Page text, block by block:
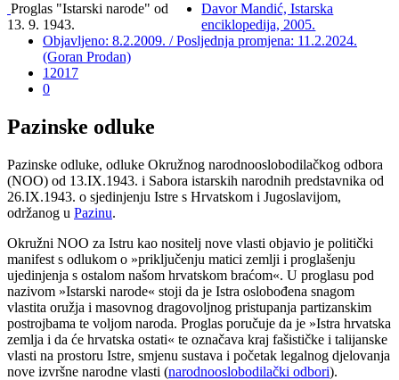
Proglas "Istarski narode" od
13. 9. 1943.
Davor Mandić, Istarska
enciklopedija, 2005.
Objavljeno: 8.2.2009. / Posljednja promjena: 11.2.2024.
(Goran Prodan)
12017
0
Pazinske odluke
Pazinske odluke, odluke Okružnog narodnooslobodilačkog odbora
(NOO) od 13.IX.1943. i Sabora istarskih narodnih predstavnika od
26.IX.1943. o sjedinjenju Istre s Hrvatskom i Jugoslavijom,
održanog u Pazinu.
Okružni NOO za Istru kao nositelj nove vlasti objavio je politički
manifest s odlukom o »priključenju matici zemlji i proglašenju
ujedinjenja s ostalom našom hrvatskom braćom«. U proglasu pod
nazivom »Istarski narode« stoji da je Istra oslobođena snagom
vlastita oružja i masovnog dragovoljnog pristupanja partizanskim
postrojbama te voljom naroda. Proglas poručuje da je »Istra hrvatska
zemlja i da će hrvatska ostati« te označava kraj fašističke i talijanske
vlasti na prostoru Istre, smjenu sustava i početak legalnog djelovanja
nove izvršne narodne vlasti (narodnooslobodilački odbori).